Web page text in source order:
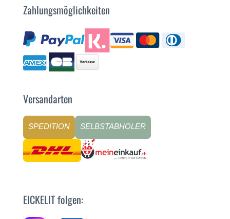
Zahlungsmöglichkeiten
Versandarten
SPEDITION SELBSTABHOLER
EICKELIT folgen: